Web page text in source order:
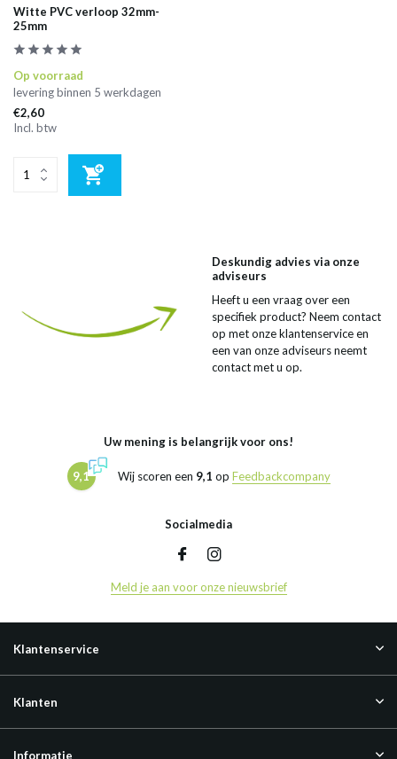
Witte PVC verloop 32mm-
25mm
Op voorraad
levering binnen 5 werkdagen
€2,60
Incl. btw
Deskundig advies via onze
adviseurs
Heeft u een vraag over een
specifiek product? Neem contact
op met onze klantenservice en
een van onze adviseurs neemt
contact met u op.
Uw mening is belangrijk voor ons!
9,1 Wij scoren een 9,1 op Feedbackcompany
Socialmedia
Meld je aan voor onze nieuwsbrief
Klantenservice
Klanten
Informatie